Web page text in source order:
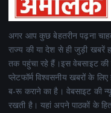
अगर आप कुछ बेहतरीन पढ़ना
राज्य की या देश से ही जुड़ी खबरें
तक पहुंचा रहे हैं।इस वेबसाइट
प्लेटफॉर्म विश्वसनीय खबरों के
ब-रू कराने का है। वेबसाइट की
रखती है। यहां अपने पाठकों के